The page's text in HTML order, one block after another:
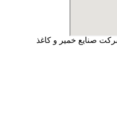
صنایع خمیر و کاغذ